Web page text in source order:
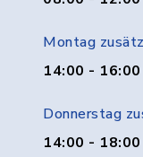
Montag
14:00 - 16:00
Donnerstag
14:00 - 18:00